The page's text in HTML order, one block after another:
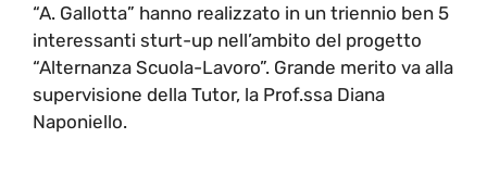
“A. Gallotta” hanno realizzato in un triennio ben 5
interessanti sturt-up nell’ambito del progetto
“Alternanza Scuola-Lavoro”. Grande merito va alla
supervisione della Tutor, la Prof.ssa Diana
Naponiello.